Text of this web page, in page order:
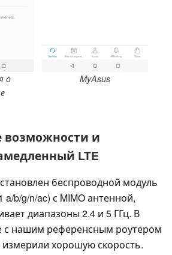
о
MyAsus
возможности и
LTE
беспроводной модуль
a/b/g/n/ac) с MIMO антенной,
диапазоны 2.4 и 5 ГГц. В
с нашим референсным роутером
хорошую скорость.